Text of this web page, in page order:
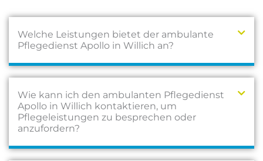
Welche Leistungen bietet der ambulante
Pflegedienst Apollo in Willich an?
Wie kann ich den ambulanten Pflegedienst
Apollo in Willich kontaktieren, um
Pflegeleistungen zu besprechen oder
anzufordern?